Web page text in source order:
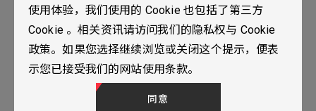
台北市115南港区三重路19之2号九楼
02-2655-0077
02-2655-0666
TOP
人才招募 隐私权政策
© 2024 YUBANTEC. All Rights Reserved. Designed by
使用体验，我们使用的 Cookie 也包括了第三方
Cookie 。相关资讯请访问我们的隐私权与 Cookie
政策。如果您选择继续浏览或关闭这个提示，便表
示您已接受我们的网站使用条款。
同意